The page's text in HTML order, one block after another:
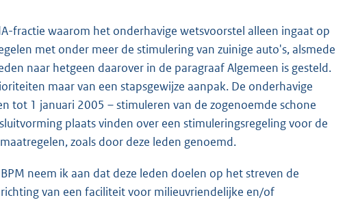
fractie waarom het onderhavige wetsvoorstel alleen ingaat op
met onder meer de stimulering van zuinige auto's, alsmede
naar hetgeen daarover in de paragraaf Algemeen is gesteld.
maar van een stapsgewijze aanpak. De onderhavige
tot 1 januari 2005 – stimuleren van de zogenoemde schone
plaats vinden over een stimuleringsregeling voor de
zoals door deze leden genoemd.
neem ik aan dat deze leden doelen op het streven de
van een faciliteit voor milieuvriendelijke en/of